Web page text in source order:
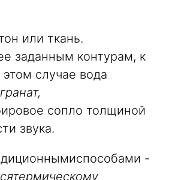
или ткань.
заданным контурам, к
этом случае вода
гранат,
сопло толщиной
звука.
-